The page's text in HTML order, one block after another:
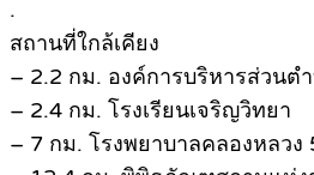
.
สถานที่ใกล้เคียง
– 2.2 กม. องค์การบริหารส่วนต
– 2.4 กม. โรงเรียนเจริญวิทยา
– 7 กม. โรงพยาบาลคลองหลวง